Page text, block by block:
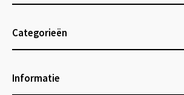
Categorieën
Informatie